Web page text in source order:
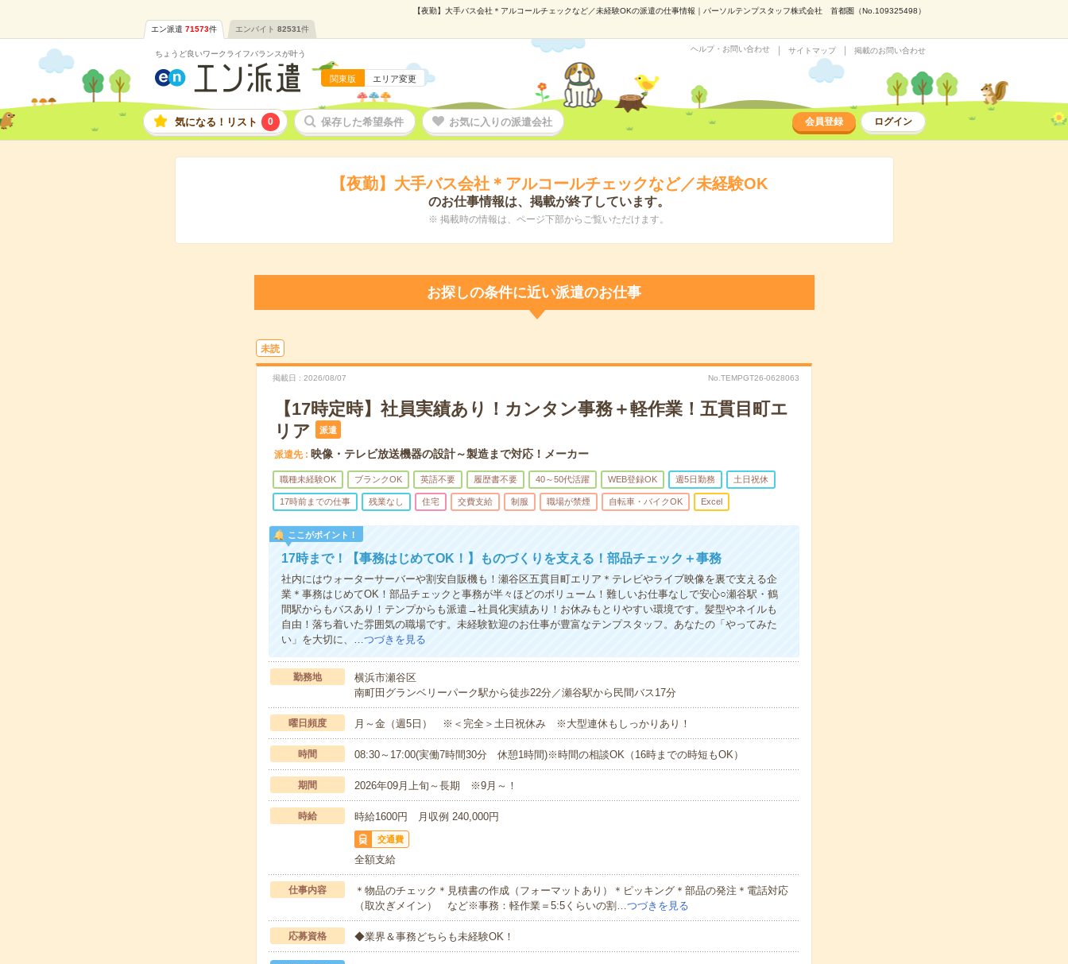
【夜勤】大手バス会社＊アルコールチェックなど／未経験OKの派遣の仕事情報｜パーソルテンプスタッフ株式会社 首都圏（No.109325498）
エン派遣 71573件 エンバイト 82531件
ちょうど良いワークライフバランスが叶う
関東版 エリア変更
ヘルプ・お問い合わせ サイトマップ 掲載のお問い合わせ
気になる！リスト 0 保存した希望条件 お気に入りの派遣会社 会員登録 ログイン
【夜勤】大手バス会社＊アルコールチェックなど／未経験OK
のお仕事情報は、掲載が終了しています。
※ 掲載時の情報は、ページ下部からご覧いただけます。
お探しの条件に近い派遣のお仕事
未読
掲載日 2026/08/07 No.TEMPGT26-0628063
【17時定時】社員実績あり！カンタン事務＋軽作業！五貫目町エ
リア
派遣
派遣先 映像・テレビ放送機器の設計～製造まで対応！メーカー
職種未経験OK ブランクOK 英語不要 履歴書不要 40～50代活躍 WEB登録OK 週5日勤務 土日祝休
17時前までの仕事 残業なし 住宅 交費支給 制服 職場が禁煙 自転車・バイクOK Excel
ここがポイント！
17時まで！【事務はじめてOK！】ものづくりを支える！部品チェック＋事務
社内にはウォーターサーバーや割安自販機も！瀬谷区五貫目町エリア＊テレビやライブ映像を裏で支える企
業＊事務はじめてOK！部品チェックと事務が半々ほどのボリューム！難しいお仕事なしで安心○瀬谷駅・鶴
間駅からもバスあり！テンプからも派遣→社員化実績あり！お休みもとりやすい環境です。髪型やネイルも
自由！落ち着いた雰囲気の職場です。未経験歓迎のお仕事が豊富なテンプスタッフ。あなたの「やってみた
い」を大切に、…つづきを見る
勤務地
横浜市瀬谷区
南町田グランベリーパーク駅から徒歩22分／瀬谷駅から民間バス17分
曜日頻度 月～金（週5日） ※＜完全＞土日祝休み ※大型連休もしっかりあり！
時間 08:30～17:00(実働7時間30分 休憩1時間)※時間の相談OK（16時までの時短もOK）
期間 2026年09月上旬～長期 ※9月～！
時給 時給1600円 月収例 240,000円
交通費
全額支給
仕事内容
＊物品のチェック＊見積書の作成（フォーマットあり）＊ピッキング＊部品の発注＊電話対応
（取次ぎメイン） など※事務：軽作業＝5:5くらいの割…つづきを見る
応募資格 ◆業界＆事務どちらも未経験OK！